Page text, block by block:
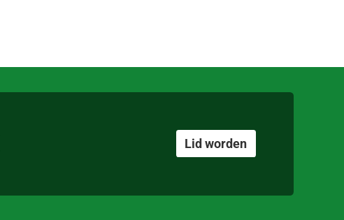
Lid worden